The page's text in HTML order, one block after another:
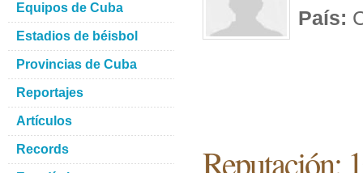
País:
Reputación:
Equipos de Cuba
Estadios de béisbol
Provincias de Cuba
Reportajes
Artículos
Records